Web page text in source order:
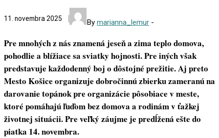
11. novembra 2025 By marianna_lemur -
Pre mnohých z nás znamená jeseň a zima teplo domova,
pohodlie a blížiace sa sviatky hojnosti. Pre iných však
predstavuje každodenný boj o dôstojné prežitie. Aj preto
Mesto Košice organizuje dobročinnú zbierku zameranú na
darovanie topánok pre organizácie pôsobiace v meste,
ktoré pomáhajú ľuďom bez domova a rodinám v ťažkej
životnej situácii.Pre veľký záujme je predĺžená ešte do
piatka 14. novembra.